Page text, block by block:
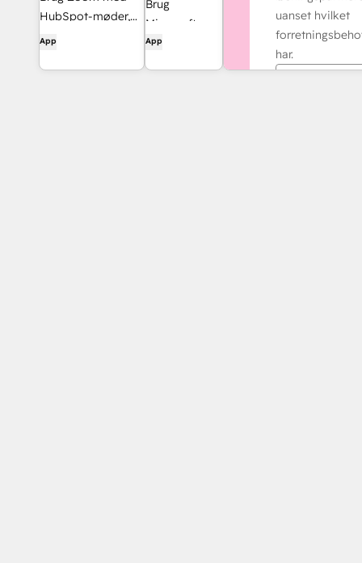
HubSpot-møder,
workflows,
og meget mere.
App
Brug
Microsoft
Teams og
App
uanset hvilket
har.